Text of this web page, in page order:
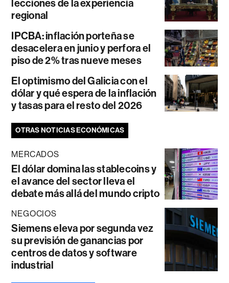
lecciones de la experiencia
regional
IPCBA: inflación porteña se
desacelera en junio y perfora el
piso de 2% tras nueve meses
El optimismo del Galicia con el
dólar y qué espera de la inflación
y tasas para el resto del 2026
OTRAS NOTICIAS ECONÓMICAS
MERCADOS
El dólar domina las stablecoins y
el avance del sector lleva el
debate más allá del mundo cripto
NEGOCIOS
Siemens eleva por segunda vez
su previsión de ganancias por
centros de datos y software
industrial